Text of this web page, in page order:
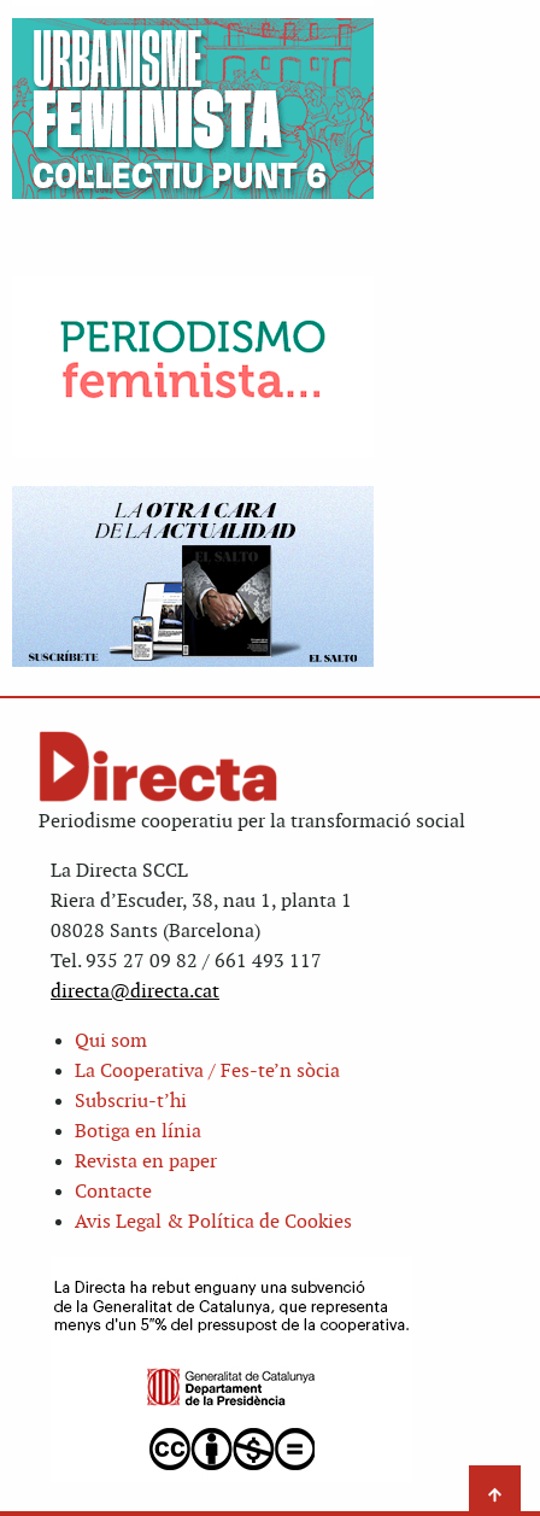
Periodisme cooperatiu per la transformació social
La Directa SCCL
Riera d’Escuder, 38, nau 1, planta 1
08028 Sants (Barcelona)
Tel. 935 27 09 82 / 661 493 117
directa@directa.cat
Qui som
La Cooperativa / Fes-te’n sòcia
Subscriu-t’hi
Botiga en línia
Revista en paper
Contacte
Avis Legal & Política de Cookies